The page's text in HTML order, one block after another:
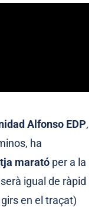
Alfonso EDP,
ha
marató per a la
igual de ràpid
en el traçat)